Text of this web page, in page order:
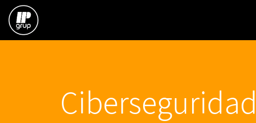
Ir al contenido
Ciberseguridad